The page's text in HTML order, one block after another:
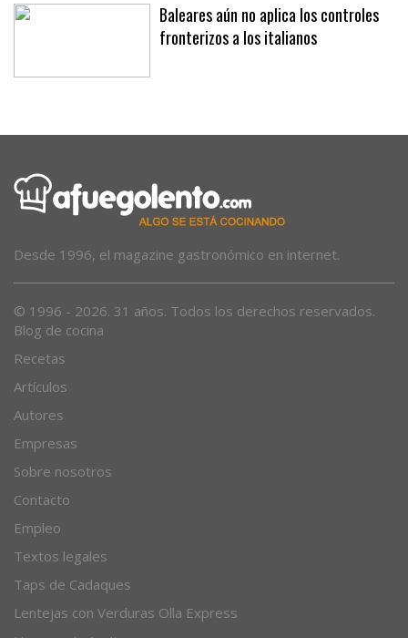
Baleares aún no aplica los controles
fronterizos a los italianos
Desde 1996, el magazine gastronómico en internet.
© 1996 - 2026. 31 años. Todos los derechos reservados.
Blog de cocina
Recetas
Artículos
Autores
Empresas
Sobre nosotros
Contacto
Empleo
Textos legales
Taps de Cadaques
Lentejas con Verduras Olla Express